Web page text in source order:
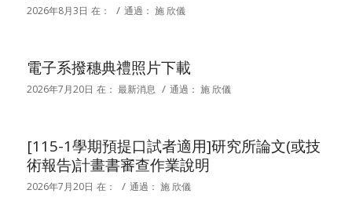
2026年8月3日 在： / 通過： 施 欣儀
電子系撥穗典禮照片下載
2026年7月20日 在： 最新消息 / 通過： 施 欣儀
[115-1學期預提口試者適用]研究所論文(或技
術報告)計畫書審查作業說明
2026年7月20日 在： / 通過： 施 欣儀